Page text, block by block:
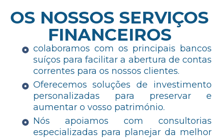
OS NOSSOS SERVIÇOS
FINANCEIROS
colaboramos com os principais bancos
suíços para facilitar a abertura de contas
correntes para os nossos clientes.
Oferecemos soluções de investimento
personalizadas para preservar e
aumentar o vosso património.
Nós apoiamos com consultorias
especializadas para planejar da melhor